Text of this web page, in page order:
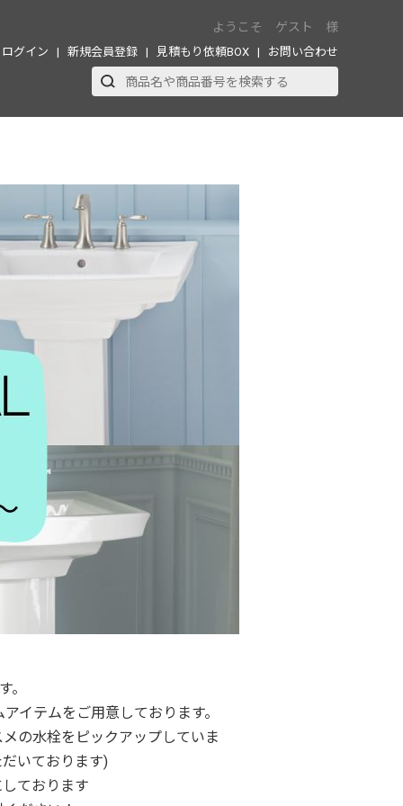
ようこそ ゲスト 様
ログイン 新規会員登録 見積もり依頼BOX お問い合わせ
。
イテムをご用意しております。
の水栓をピックアップしていま
いております)
ております